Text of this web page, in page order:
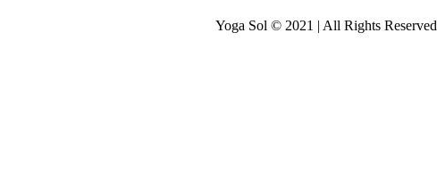
Yoga Sol © 2021 | All Rights Reserved